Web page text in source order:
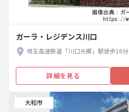
ガーラ・レジデンス川口
埼玉高速鉄道「川口元郷」駅徒歩16分
詳細を見る
大和市